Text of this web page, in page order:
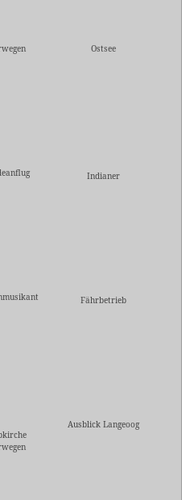
Ostsee
Indianer
Fährbetrieb
Ausblick Langeoog